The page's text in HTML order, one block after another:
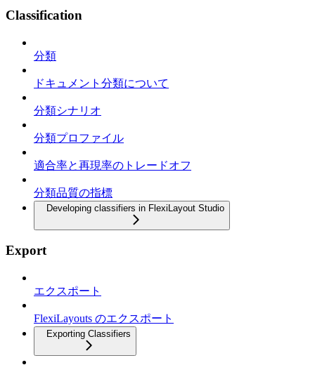
Classification
分類
ドキュメント分類について
分類シナリオ
分類プロファイル
適合率と再現率のトレードオフ
分類品質の指標
Developing classifiers in FlexiLayout Studio
Export
エクスポート
FlexiLayouts のエクスポート
Exporting Classifiers